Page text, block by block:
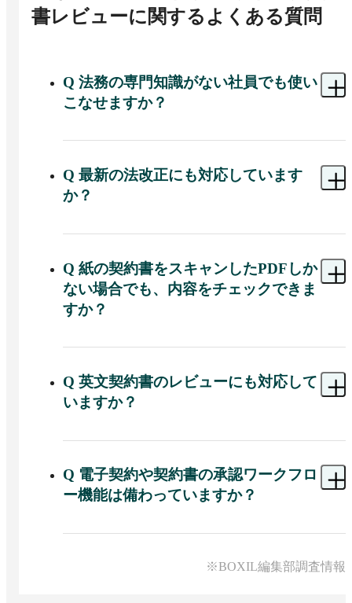
書レビューに関するよくある質問
Q 法務の専門知識がない社員でも使い
こなせますか？
A サービスは主に法務担当者や契約実務を兼務で
契約書をまったく読んだことがない方や法律知識
がない方にとっては多少ハードルを感じる可能性
易な解説が付属しているため、実際に使いながら
Q 最新の法改正にも対応しています
か？
A 対応しています。マネーフォワード クラウドAI
対応済みであり、常に最新の法令やガイドライン
に基づいて契約書レビューや契約書ひな型のアッ
プデートが行われています。
ーザー側で特別な対応をしなくてもサービス側で
す。
Q 紙の契約書をスキャンしたPDFしか
ない場合でも、内容をチェックできま
すか？
A 可能です。クラウドAI契約書レビューでは
ら文字情報を読み取って解析できます。
手元に紙原本しかない契約書でもPDF化してアッ
が中身をテキスト解析してレビューを行います。
Q 英文契約書のレビューにも対応して
いますか？
A 英文契約書にも対応しています。
英語の契約書をアップロードすると、AIが国際取
引特有のリスク項目を洗い出し、自社に不利とな
り得る条文や不足している条項をチェックしま
れ、リスク度合いに応じた注意喚起や修正提案が
Q 電子契約や契約書の承認ワークフロ
ー機能は備わっていますか？
A マネーフォワード クラウドAI契約書レビュー単
社内承認フロー機能や版管理（バージョン管理）
※BOXIL編集部調査情報